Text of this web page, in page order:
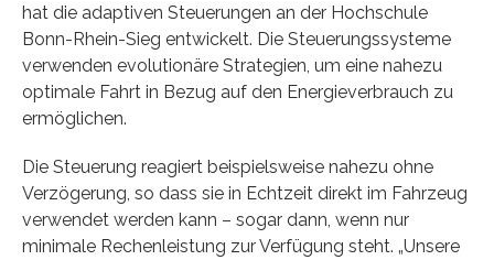
hat die adaptiven Steuerungen an der Hochschule
Bonn-Rhein-Sieg entwickelt. Die Steuerungssysteme
verwenden evolutionäre Strategien, um eine nahezu
optimale Fahrt in Bezug auf den Energieverbrauch zu
ermöglichen.
Die Steuerung reagiert beispielsweise nahezu ohne
Verzögerung, so dass sie in Echtzeit direkt im Fahrzeug
verwendet werden kann – sogar dann, wenn nur
minimale Rechenleistung zur Verfügung steht. „Unsere